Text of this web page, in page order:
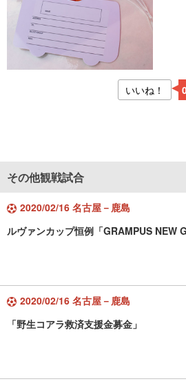
いいね！
その他観戦試合
2020/02/16 名古屋－鹿島
ルヴァンカップ恒例「GRAMPUS NEW
2020/02/16 名古屋－鹿島
「野生コアラ救済支援金募金」